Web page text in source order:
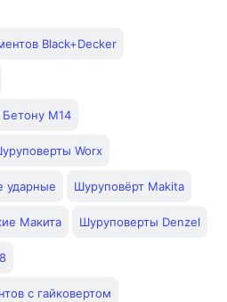
Black+Decker
Бетону М14
Worx
ударные Шуруповёрт Makita
Макита Шуруповерты Denzel
с гайковертом